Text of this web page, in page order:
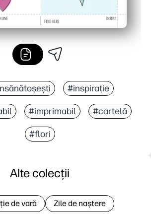
#inspirație
#imprimabil #cartelă
#flori
Alte colecții
de vară Zile de naștere